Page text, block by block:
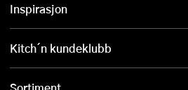
Inspirasjon
Kitch´n kundeklubb